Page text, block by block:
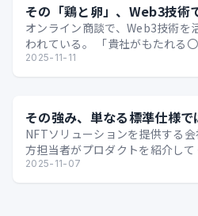
その「鶏と卵」、Web3技術
オンライン商談で、Web3技術を
われている。 「貴社がもたれる
上に記録し、他のオンチェーン
2025-11-11
その強み、単なる標準仕様
NFTソリューションを提供する
方担当者がプロダクトを紹介して
────────── 弊社がご提供
には次の5…
2025-11-07